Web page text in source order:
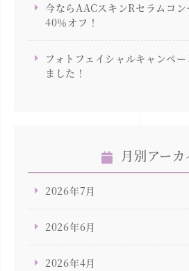
今ならAACスキンRセラムコ
40％オフ！
フォトフェイシャルキャンペ
ました！
月別アーカ
2026年7月
2026年6月
2026年4月